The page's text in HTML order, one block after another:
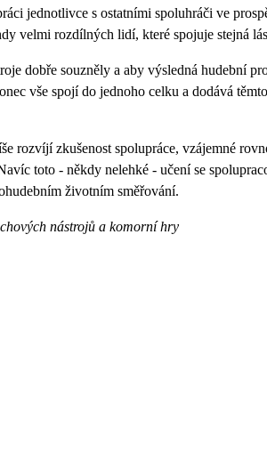
jednotlivce s ostatními spoluhráči ve
velmi rozdílných lidí, které spojuje stejná
dobře souzněly a aby výsledná hudební
vše spojí do jednoho celku a dodává
rozvíjí zkušenost spolupráce, vzájemné
toto - někdy nelehké - učení se
životním směřování.
nástrojů a komorní hry